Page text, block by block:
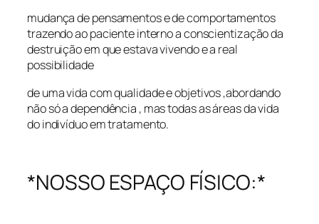
mudança de pensamentos e de comportamentos
trazendo ao paciente interno a conscientização da
destruição em que estava vivendo e a real
possibilidade
de uma vida com qualidade e objetivos ,abordando
não só a dependência , mas todas as áreas da vida
do indivíduo em tratamento.
*NOSSO ESPAÇO FÍSICO:*